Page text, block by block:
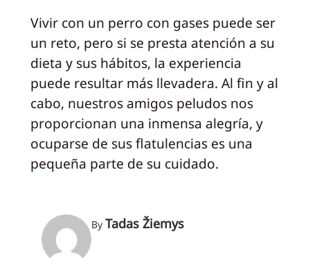
Vivir con un perro con gases puede ser
un reto, pero si se presta atención a su
dieta y sus hábitos, la experiencia
puede resultar más llevadera. Al fin y al
cabo, nuestros amigos peludos nos
proporcionan una inmensa alegría, y
ocuparse de sus flatulencias es una
pequeña parte de su cuidado.
By Tadas Žiemys